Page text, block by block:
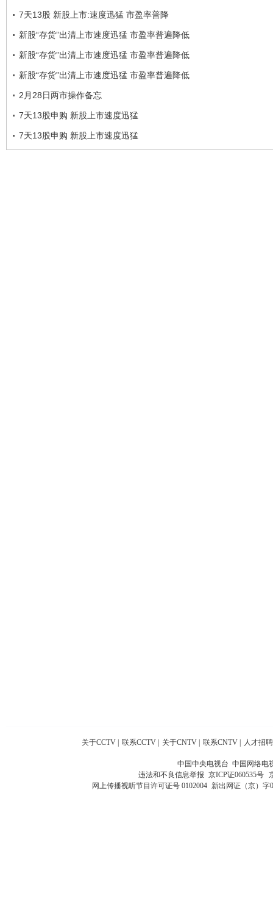
7天13股 新股上市:速度迅猛 市盈率普降
新股“存货”出清上市速度迅猛 市盈率普遍降低
新股“存货”出清上市速度迅猛 市盈率普遍降低
新股“存货”出清上市速度迅猛 市盈率普遍降低
2月28日两市操作备忘
7天13股申购 新股上市速度迅猛
7天13股申购 新股上市速度迅猛
关于CCTV 联系CCTV 关于CNTV 联系CNTV 人才招聘
中国中央电视台 中国网络电
违法和不良信息举报 京ICP证060535号
网上传播视听节目许可证号 0102004 新出网证（京）